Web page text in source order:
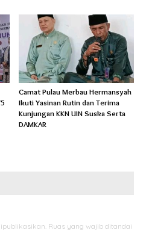
Camat Pulau Merbau Hermansyah
Ikuti Yasinan Rutin dan Terima
Kunjungan KKN UIN Suska Serta
DAMKAR
Ruas yang wajib ditandai